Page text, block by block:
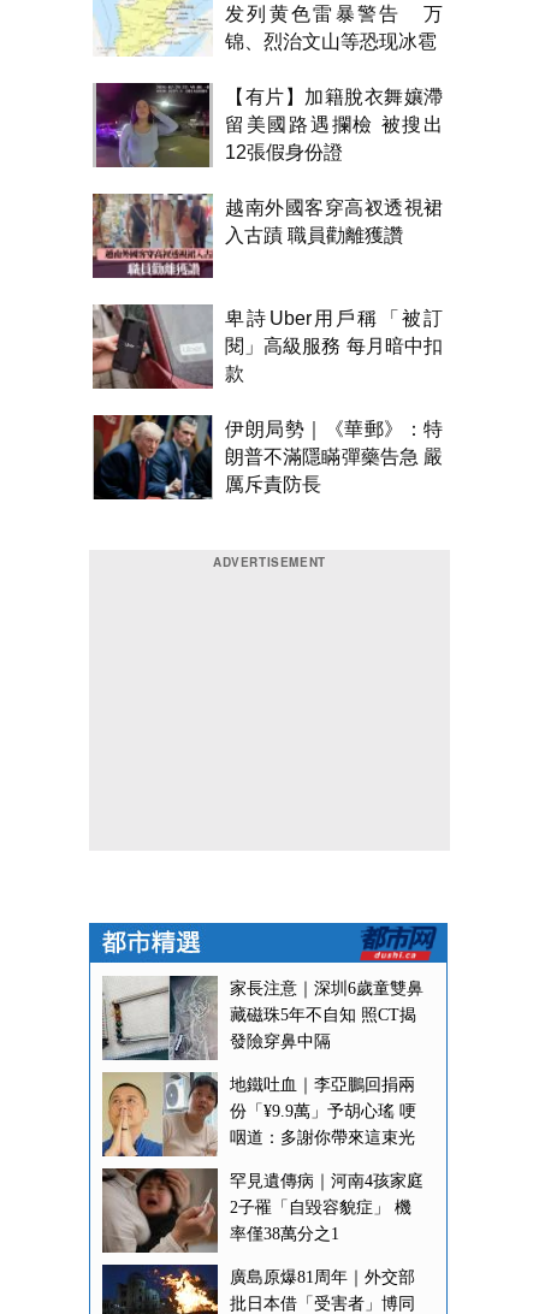
发列黄色雷暴警告 万
锦、烈治文山等恐现冰雹
【有片】加籍脫衣舞孃滯
留美國路遇攔檢 被搜出
12張假身份證
越南外國客穿高衩透視裙
入古蹟 職員勸離獲讚
卑詩Uber用戶稱「被訂
閱」高級服務 每月暗中扣
款
伊朗局勢｜《華郵》：特
朗普不滿隱瞞彈藥告急 嚴
厲斥責防長